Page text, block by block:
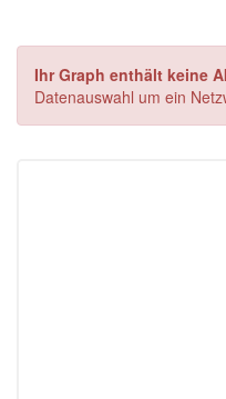
Ihr Graph enthält keine
Datenauswahl um ein